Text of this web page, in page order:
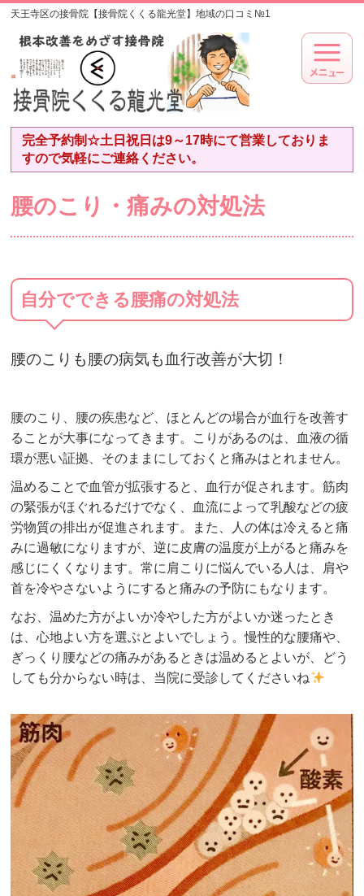
天王寺区の接骨院【接骨院くくる龍光堂】地域の口コミ№1
完全予約制☆土日祝日は9～17時にて営業しておりま
すので気軽にご連絡ください。
腰のこり・痛みの対処法
自分でできる腰痛の対処法
腰のこりも腰の病気も血行改善が大切！
腰のこり、腰の疾患など、ほとんどの場合が血行を改善す
ることが大事になってきます。こりがあるのは、血液の循
環が悪い証拠、そのままにしておくと痛みはとれません。
温めることで血管が拡張すると、血行が促されます。筋肉
の緊張がほぐれるだけでなく、血流によって乳酸などの疲
労物質の排出が促進されます。また、人の体は冷えると痛
みに過敏になりますが、逆に皮膚の温度が上がると痛みを
感じにくくなります。常に肩こりに悩んでいる人は、肩や
首を冷やさないようにすると痛みの予防にもなります。
なお、温めた方がよいか冷やした方がよいか迷ったとき
は、心地よい方を選ぶとよいでしょう。慢性的な腰痛や、
ぎっくり腰などの痛みがあるときは温めるとよいが、どう
しても分からない時は、当院に受診してくださいね